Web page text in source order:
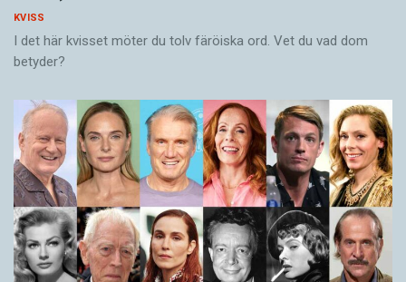
KVISS
I det här kvisset möter du tolv färöiska ord. Vet du vad dom
betyder?